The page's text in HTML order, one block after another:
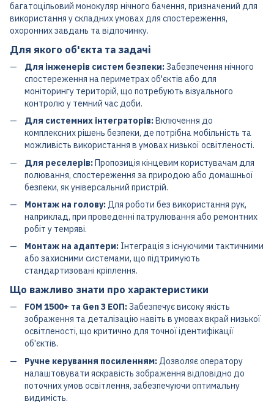
багатоцільовий монокуляр нічного бачення, призначений для
використання у складних умовах для спостереження,
охоронних завдань та відпочинку.
Для якого об'єкта та задачі
Для інженерів систем безпеки:Забезпечення нічного
спостереження на периметрах об'єктів або для
моніторингу територій, що потребують візуального
контролю у темний час доби.
Для системних інтеграторів:Включення до
комплексних рішень безпеки, де потрібна мобільність та
можливість використання в умовах низької освітленості.
Для реселерів:Пропозиція кінцевим користувачам для
полювання, спостереження за природою або домашньої
безпеки, як універсальний пристрій.
Монтаж на голову:Для роботи без використання рук,
наприклад, при проведенні патрулювання або ремонтних
робіт у темряві.
Монтаж на адаптери: Інтеграція з існуючими тактичними
або захисними системами, що підтримують
стандартизовані кріплення.
Що важливо знати про характеристики
FOM 1500+ та Gen 3 ЕОП:Забезпечує високу якість
зображення та деталізацію навіть в умовах вкрай низької
освітленості, що критично для точної ідентифікації
об'єктів.
Ручне керування посиленням: Дозволяє оператору
налаштовувати яскравість зображення відповідно до
поточних умов освітлення, забезпечуючи оптимальну
видимість.